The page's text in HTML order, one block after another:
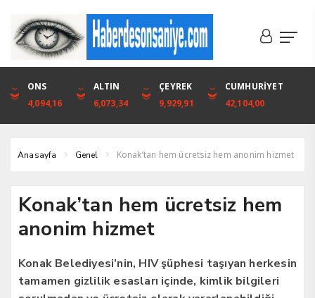
DOLAR
46,1316
EURO
53,3001
ALTIN
6,073,34
BIST
1.720,92
ONS
4,094,16
ALTIN
6,073,34
ÇEYREK
9,929,91
CUMHURİYET
42,104,00
Anasayfa Genel Konak’tan hem ücretsiz hem anonim hizmet
Konak’tan hem ücretsiz hem
anonim hizmet
Konak Belediyesi’nin, HIV şüphesi taşıyan herkesin
tamamen gizlilik esasları içinde, kimlik bilgileri